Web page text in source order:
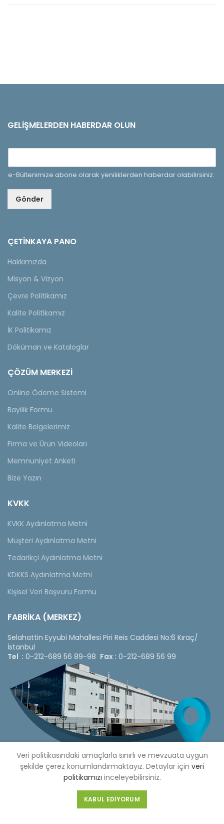
GELIŞMELERDEN HABERDAR OLUN
e-Bültenimize abone olarak yeniliklerden haberdar olabilirsiniz.
Gönder
ÇETINKAYA PANO
Hakkımızda
Misyon & Vizyon
Çevre Politikamız
Kalite Politikamız
İK Politikamız
Döküman ve Kataloglar
ÇÖZÜM MERKEZİ
Online Ödeme Sistemi
Bayilik Formu
Kalite Belgelerimiz
Firma ve Ürün Videoları
Memnuniyet Anketi
Bize Yazın
KVKK
KVKK Aydınlatma Metni
Müşteri Aydınlatma Metni
Tedarikçi Aydınlatma Metni
KDKKS Aydınlatma Metni
Kişisel Veri Başvuru Formu
FABRİKA (MERKEZ)
Selahattin Eyyubi Mahallesi Piri Reis Caddesi No:6 Kıraç/
İstanbul
Tel : 0-212-689 56 89-98 Fax : 0-212-689 56 99
Copyright © 2020 Çetinkaya Pano |Çetinkaya Pano Fiyat
Veri politikasındaki amaçlarla sınırlı ve mevzuata uygun
şekilde çerez konumlandırmaktayız. Detaylar için veri
politikamızı inceleyebilirsiniz.
KABUL EDIYORUM